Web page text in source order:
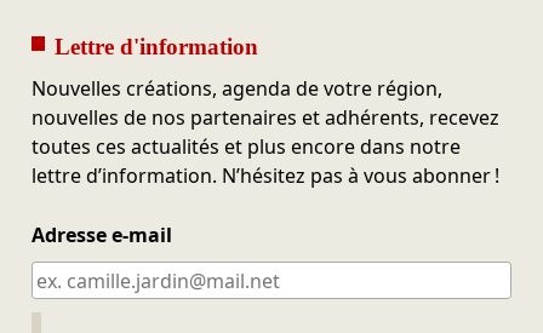
Lettre d'information
Nouvelles créations, agenda de votre région,
nouvelles de nos partenaires et adhérents, recevez
toutes ces actualités et plus encore dans notre
lettre d’information. N’hésitez pas à vous abonner !
Adresse e-mail